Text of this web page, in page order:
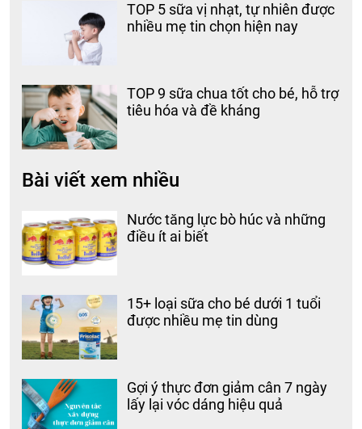
TOP 5 sữa vị nhạt, tự nhiên được
nhiều mẹ tin chọn hiện nay
TOP 9 sữa chua tốt cho bé, hỗ trợ
tiêu hóa và đề kháng
Bài viết xem nhiều
Nước tăng lực bò húc và những
điều ít ai biết
15+ loại sữa cho bé dưới 1 tuổi
được nhiều mẹ tin dùng
Gợi ý thực đơn giảm cân 7 ngày
lấy lại vóc dáng hiệu quả